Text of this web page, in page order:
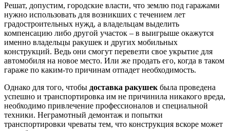
Решат, допустим, городские власти, что землю под гаражами
нужно использовать для возникших с течением лет
градостроительных нужд, а владельцам выделить
компенсацию либо другой участок – в выигрыше окажутся
именно владельцы ракушек и других мобильных
конструкций. Ведь они смогут перевезти свое укрытие для
автомобиля на новое место. Или же продать его, когда в таком
гараже по каким-то причинам отпадет необходимость.
Однако для того, чтобы доставка ракушек была проведена
успешно и транспортировка им не причинила никакого вреда,
необходимо привлечение профессионалов и специальной
техники. Неграмотный демонтаж и попытки
транспортировки чреваты тем, что конструкция вскоре может